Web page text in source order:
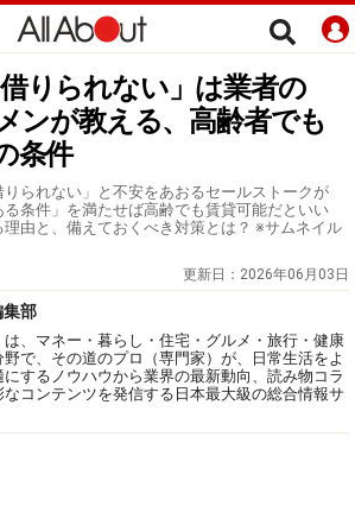
借りられない」は業者の
ンが教える、高齢者でも
条件
りられない」と不安をあおるセールストークが
条件」を満たせば高齢でも賃貸可能だといい
由と、備えておくべき対策とは？ ※サムネイル
更新日： 2026年06月03日
部
は、マネー・暮らし・住宅・グルメ・旅行・健康
野で、その道のプロ（専門家）が、日常生活をよ
にするノウハウから業界の最新動向、読み物コラ
なコンテンツを発信する日本最大級の総合情報サ